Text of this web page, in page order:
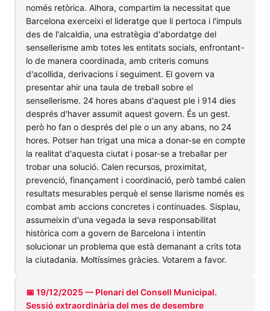
només retòrica. Alhora, compartim la necessitat que
Barcelona exerceixi el lideratge que li pertoca i l'impuls
des de l'alcaldia, una estratègia d'abordatge del
sensellerisme amb totes les entitats socials, enfrontant-
lo de manera coordinada, amb criteris comuns
d'acollida, derivacions i seguiment. El govern va
presentar ahir una taula de treball sobre el
sensellerisme. 24 hores abans d'aquest ple i 914 dies
després d'haver assumit aquest govern. És un gest.
però ho fan o després del ple o un any abans, no 24
hores. Potser han trigat una mica a donar-se en compte
la realitat d'aquesta ciutat i posar-se a treballar per
trobar una solució. Calen recursos, proximitat,
prevenció, finançament i coordinació, però també calen
resultats mesurables perquè el sense llarisme només es
combat amb accions concretes i continuades. Sisplau,
assumeixin d'una vegada la seva responsabilitat
històrica com a govern de Barcelona i intentin
solucionar un problema que està demanant a crits tota
la ciutadania. Moltíssimes gràcies. Votarem a favor.
📅 19/12/2025 — Plenari del Consell Municipal.
Sessió extraordinària del mes de desembre